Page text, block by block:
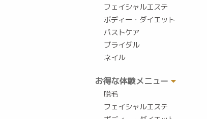
フェイシャルエステ
ボディー・ダイエット
バストケア
ブライダル
ネイル
お得な体験メニュー
脱毛
フェイシャルエステ